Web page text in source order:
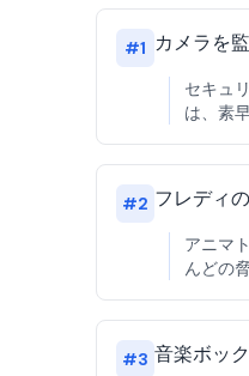
#1 カメラを
セキュ
は、素
#2 フレディ
アニマ
んどの
#3 音楽ボッ